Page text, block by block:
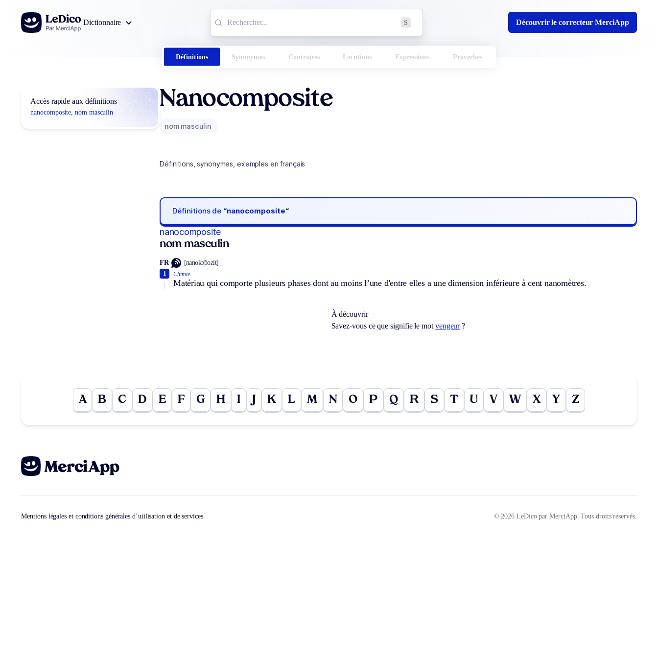
Aller au contenu
Dictionnaire
S Découvrir le correcteur MerciApp
Définitions Synonymes Contraires Locutions Expressions Proverbes
Accès rapide aux définitions
nanocomposite, nom masculin
Nanocomposite
nom masculin
Définitions, synonymes, exemples en français
Définitions de “nanocomposite“
nanocomposite
nom masculin
FR [nanokɔ̃pozit]
Chimie.
Matériau qui comporte plusieurs phases dont au moins l’une d'entre elles a une dimension inférieure à cent nanomètres.
1
À découvrir
Savez-vous ce que signifie le mot vengeur?
A B C D E F G H I K L M N O P Q R S T U V W X Y Z
Mentions légales et conditions générales d’utilisation et de services © 2026 LeDico par MerciApp. Tous droits réservés.